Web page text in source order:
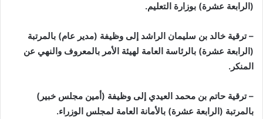
(الرابعة عشرة) بوزارة التعليم.
– ترقية خالد بن سليمان الراشد إلى وظيفة (مدير عام) بالمرتبة
(الرابعة عشرة) بالرئاسة العامة لهيئة الأمر بالمعروف والنهي عن
المنكر.
– ترقية حاتم بن محمد العيدي إلى وظيفة (أمين مجلس خبير)
بالمرتبة (الرابعة عشرة) بالأمانة العامة لمجلس الوزراء.